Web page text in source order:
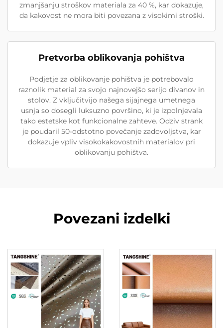
zmanjšanju stroškov materiala za 40 %, kar dokazuje,
da kakovost ne mora biti povezana z visokimi stroški.
Pretvorba oblikovanja pohištva
Podjetje za oblikovanje pohištva je potrebovalo
raznolik material za svojo najnovejšo serijo divanov in
stolov. Z vključitvijo našega sijajnega umetnega
usnja so dosegli luksuzno površino, ki je izpolnjevala
tako estetske kot funkcionalne zahteve. Odziv strank
je poudaril 50-odstotno povečanje zadovoljstva, kar
dokazuje vpliv visokokakovostnih materialov pri
oblikovanju pohištva.
Povezani izdelki